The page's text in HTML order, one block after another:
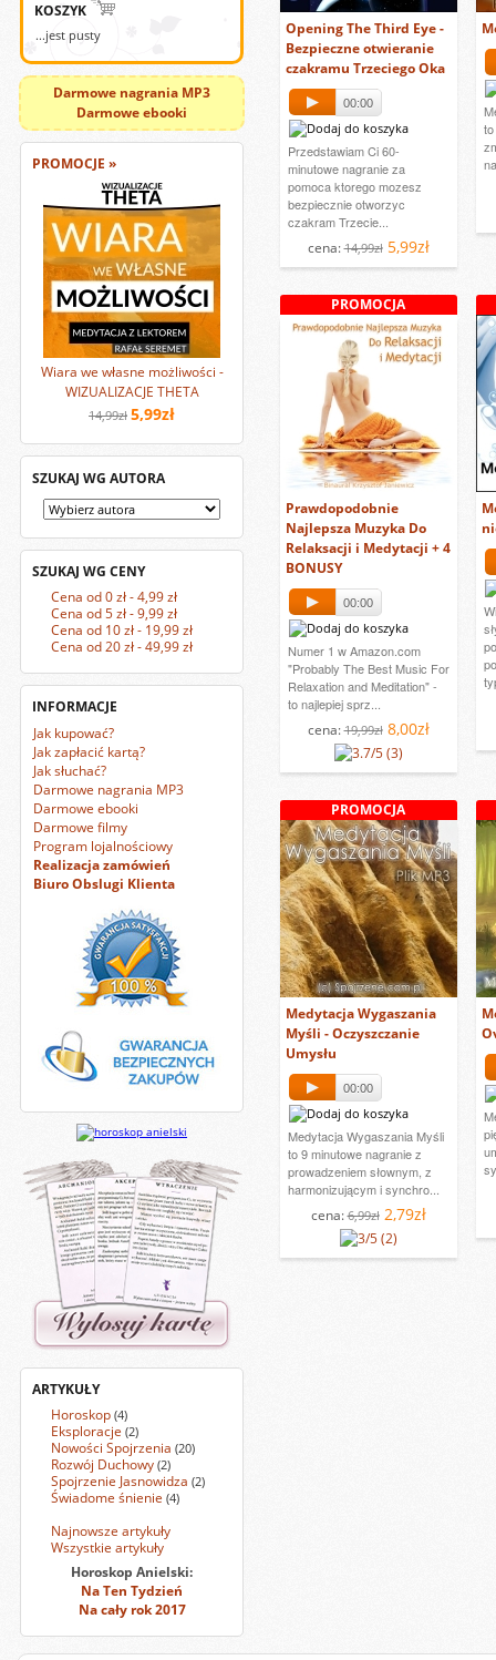
KOSZYK
...jest pusty
Darmowe nagrania MP3
Darmowe ebooki
PROMOCJE »
Wiara we własne możliwości -
WIZUALIZACJE THETA
14,99zł 5,99zł
SZUKAJ WG AUTORA
SZUKAJ WG CENY
Cena od 0 zł - 4,99 zł
Cena od 5 zł - 9,99 zł
Cena od 10 zł - 19,99 zł
Cena od 20 zł - 49,99 zł
INFORMACJE
Jak kupować?
Jak zapłacić kartą?
Jak słuchać?
Darmowe nagrania MP3
Darmowe ebooki
Darmowe filmy
Program lojalnościowy
Realizacja zamówień
Biuro Obslugi Klienta
ARTYKUŁY
Horoskop (4)
Eksploracje (2)
Nowości Spojrzenia (20)
Rozwój Duchowy (2)
Spojrzenie Jasnowidza (2)
Świadome śnienie (4)
Najnowsze artykuły
Wszystkie artykuły
Horoskop Anielski:
Na Ten Tydzień
Na cały rok 2017
Opening The Third Eye -
Bezpieczne otwieranie
czakramu Trzeciego Oka
00:00
Przedstawiam Ci 60-
minutowe nagranie za
pomoca ktorego mozesz
bezpiecznie otworzyc
czakram Trzecie...
cena: 14,99zł 5,99zł
PROMOCJA
Prawdopodobnie
Najlepsza Muzyka Do
Relaksacji i Medytacji + 4
BONUSY
00:00
Numer 1 w Amazon.com
"Probably The Best Music For
Relaxation and Meditation" -
to najlepiej sprz...
cena: 19,99zł 8,00zł
(3)
PROMOCJA
Medytacja Wygaszania
Myśli - Oczyszczanie
Umysłu
00:00
Medytacja Wygaszania Myśli
to 9 minutowe nagranie z
prowadzeniem słownym, z
harmonizującym i synchro...
cena: 6,99zł 2,79zł
(2)